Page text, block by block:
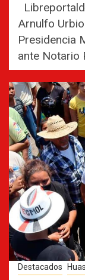
Arnulfo
Presidencia
ante Notario
Destacados